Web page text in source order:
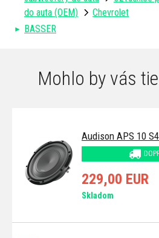
do auta (OEM)
Chevrolet
BASSER
Mohlo by vás
Audison APS 10
229,00 EUR
Skladom